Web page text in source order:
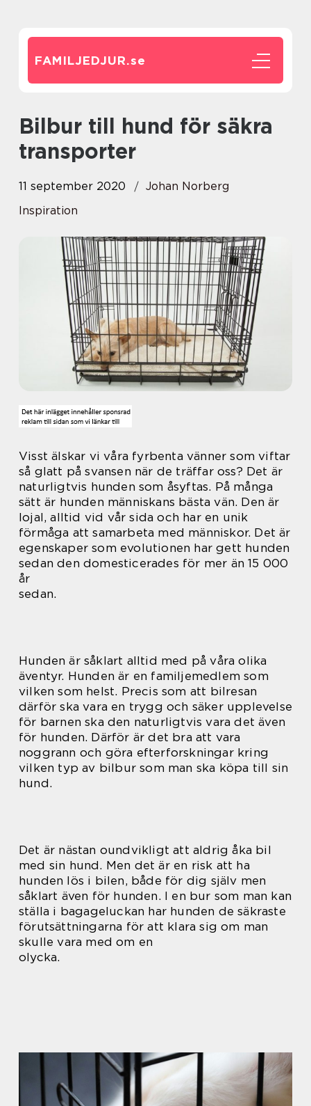
FAMILJEDJUR.se
Bilbur till hund för säkra
transporter
11 september 2020
Johan Norberg
Inspiration
Visst älskar vi våra fyrbenta vänner som viftar
så glatt på svansen när de träffar oss? Det är
naturligtvis hunden som åsyftas. På många
sätt är hunden människans bästa vän. Den är
lojal, alltid vid vår sida och har en unik
förmåga att samarbeta med människor. Det är
egenskaper som evolutionen har gett hunden
sedan den domesticerades för mer än 15 000
år
sedan.
Hunden är såklart alltid med på våra olika
äventyr. Hunden är en familjemedlem som
vilken som helst. Precis som att bilresan
därför ska vara en trygg och säker upplevelse
för barnen ska den naturligtvis vara det även
för hunden. Därför är det bra att vara
noggrann och göra efterforskningar kring
vilken typ av bilbur som man ska köpa till sin
hund.
Det är nästan oundvikligt att aldrig åka bil
med sin hund. Men det är en risk att ha
hunden lös i bilen, både för dig själv men
såklart även för hunden. I en bur som man kan
ställa i bagageluckan har hunden de säkraste
förutsättningarna för att klara sig om man
skulle vara med om en
olycka.